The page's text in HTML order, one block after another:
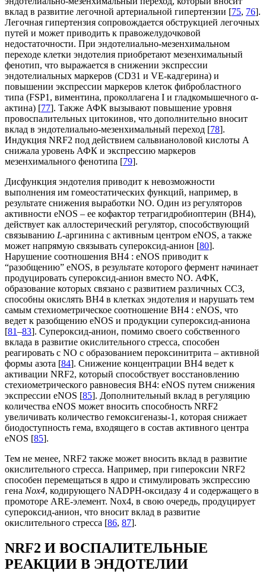
вклад в развитие легочной артериальной гипертензии [75, 76].
Легочная гипертензия сопровождается обструкцией легочных
путей и может приводить к правожелудочковой
недостаточности. При эндотелиально-мезенхимальном
переходе клетки эндотелия приобретают мезенхимальный
фенотип, что выражается в снижении экспрессии
эндотелиальных маркеров (CD31 и VE-кадгерина) и
повышении экспрессии маркеров клеток фибробластного
типа (FSP1, виментина, проколлагена I и гладкомышечного α-
актина) [77]. Также АФК вызывают повышение уровня
провоспалительных цитокинов, что дополнительно вносит
вклад в эндотелиально-мезенхимальный переход [78].
Индукция NRF2 под действием сальвианоловой кислоты А
снижала уровень АФК и экспрессию маркеров
мезенхимального фенотипа [79].
Дисфункция эндотелия приводит к невозможности
выполнения им гомеостатических функций, например, в
результате снижения выработки NO. Один из регуляторов
активности eNOS – ее кофактор тетрагидробиоптерин (BH4),
действует как аллостерический регулятор, способствующий
связыванию L-аргинина с активным центром eNOS, а также
может напрямую связывать супероксид-анион [80].
Нарушение соотношения BH4 : eNOS приводит к
“разобщению” eNOS, в результате которого фермент начинает
продуцировать супероксид-анион вместо NO. АФК,
образование которых связано с развитием различных ССЗ,
способны окислять BH4 в клетках эндотелия и нарушать тем
самым стехиометрическое соотношение BH4 : eNOS, что
ведет к разобщению eNOS и продукции супероксид-аниона
[81–83]. Супероксид-анион, помимо своего собственного
вклада в развитие окислительного стресса, способен
реагировать с NO с образованием пероксинитрита – активной
формы азота [84]. Снижение концентрации BH4 ведет к
активации NRF2, который способствует восстановлению
стехиометрического равновесия BH4: eNOS путем снижения
экспрессии eNOS [85]. Дополнительный вклад в регуляцию
количества eNOS может вносить способность NRF2
увеличивать количество гемоксигеназы-1, которая снижает
биодоступность гема, входящего в состав активного центра
eNOS [85].
Тем не менее, NRF2 также может вносить вклад в развитие
окислительного стресса. Например, при гипероксии NRF2
способен перемещаться в ядро и стимулировать экспрессию
гена Nox4, кодирующего NADPH-оксидазу 4 и содержащего в
промоторе ARE-элемент. Nox4, в свою очередь, продуцирует
супероксид-анион, что вносит вклад в развитие
окислительного стресса [86, 87].
NRF2 И ВОСПАЛИТЕЛЬНЫЕ
РЕАКЦИИ В ЭНДОТЕЛИИ